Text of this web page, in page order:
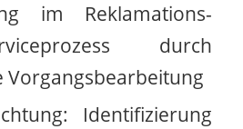
im Reklamations-
durch
Identifizierung